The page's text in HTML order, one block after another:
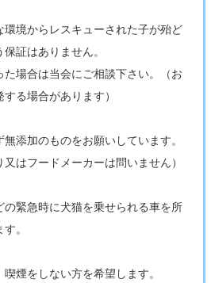
境からレスキューされた子が殆ど
証はありません。
場合は当会にご相談下さい。​（お
る場合があります）
添加のものをお願いしています。
又はフードメーカーは問いません）
緊急時に犬猫を乗せられる車を所
。
煙をしない方を希望します。